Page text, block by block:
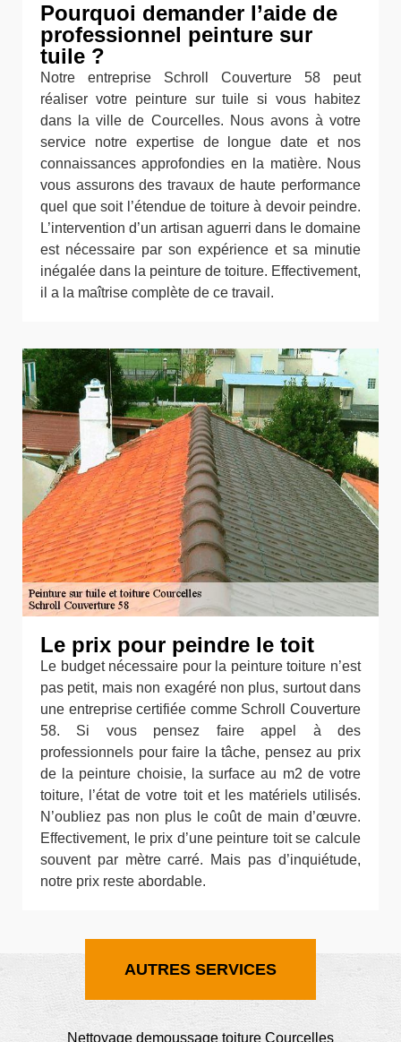
Pourquoi demander l’aide de
professionnel peinture sur
tuile ?
Notre entreprise Schroll Couverture 58 peut
réaliser votre peinture sur tuile si vous habitez
dans la ville de Courcelles. Nous avons à votre
service notre expertise de longue date et nos
connaissances approfondies en la matière. Nous
vous assurons des travaux de haute performance
quel que soit l’étendue de toiture à devoir peindre.
L’intervention d’un artisan aguerri dans le domaine
est nécessaire par son expérience et sa minutie
inégalée dans la peinture de toiture. Effectivement,
il a la maîtrise complète de ce travail.
Le prix pour peindre le toit
Le budget nécessaire pour la peinture toiture n’est
pas petit, mais non exagéré non plus, surtout dans
une entreprise certifiée comme Schroll Couverture
58. Si vous pensez faire appel à des
professionnels pour faire la tâche, pensez au prix
de la peinture choisie, la surface au m2 de votre
toiture, l’état de votre toit et les matériels utilisés.
N’oubliez pas non plus le coût de main d’œuvre.
Effectivement, le prix d’une peinture toit se calcule
souvent par mètre carré. Mais pas d’inquiétude,
notre prix reste abordable.
AUTRES SERVICES
Nettoyage demoussage toiture Courcelles